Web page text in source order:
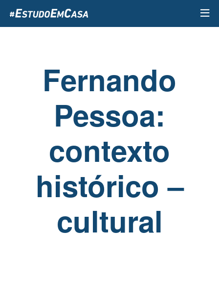
para
o
Fernando
Pessoa:
contexto
histórico –
cultural